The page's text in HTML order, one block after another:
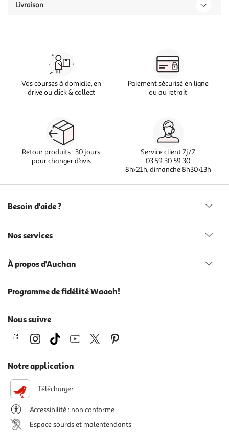
Livraison
Vos courses à domicile, en
drive ou click & collect
Paiement sécurisé en ligne
ou au retrait
Retour produits : 30 jours
pour changer d’avis
Service client 7j/7
03 59 30 59 30
8h>21h, dimanche 8h30>13h
Besoin d'aide ?
Nos services
À propos d'Auchan
Programme de fidélité Waaoh!
Nous suivre
Notre application
Télécharger
Accessibilité : non conforme
Espace sourds et malentendants